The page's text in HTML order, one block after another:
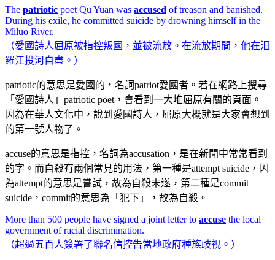
The patriotic poet Qu Yuan was accused of treason and banished.
During his exile, he committed suicide by drowning himself in the
Miluo River.
（愛國詩人屈原被指控叛國，並被流放。在流放期間，他在汨
羅江投河自盡。）
patriotic的意思是愛國的，名詞patriot愛國者。若在網路上搜尋
「愛國詩人」patriotic poet，會看到一大堆屈原有關的頁面。
因為在華人文化中，說到愛國詩人，屈原大概就是大家會想到
的第一號人物了。
accuse的意思是指控，名詞為accusation，是在新聞中常常看到
的字。而自殺有兩個常見的用法，第一種是attempt suicide，因
為attempt的意思是嘗試，故為自殺未遂，第二種是commit
suicide，commit的意思為「犯下」，故為自殺。
More than 500 people have signed a joint letter to accuse the local
government of racial discrimination.
（超過五百人簽署了聯名信控告當地政府種族歧視。）